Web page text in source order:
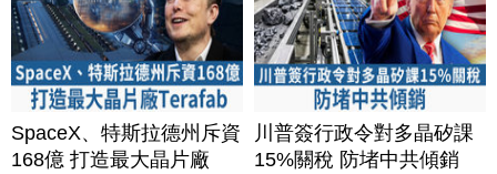
SpaceX、特斯拉德州斥資
168億 打造最大晶片廠
川普簽行政令對多晶矽課
15%關稅 防堵中共傾銷